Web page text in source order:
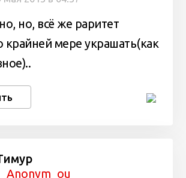
но, всё же раритет
крайней мере украшать(как
Anonym_ou